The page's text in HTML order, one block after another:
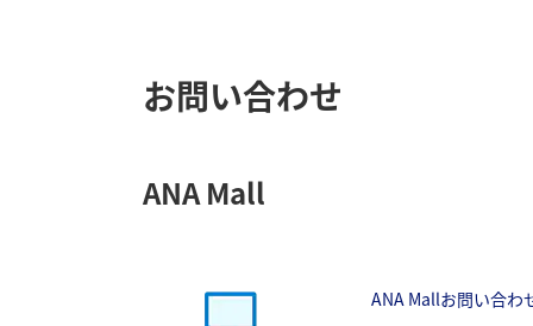
お問い合わせ
ANA Mall
ANA Mallお問い合わ